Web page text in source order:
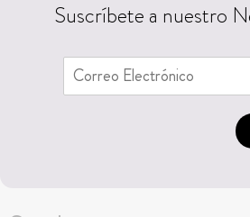
Suscríbete a nuestro